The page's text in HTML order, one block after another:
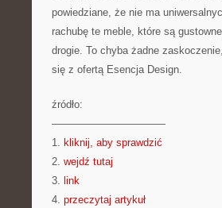
powiedziane, że nie ma
rachubę te meble, które są
drogie. To chyba żadne
się z ofertą Esencja Design.
źródło:
———————————
1. kliknij, aby sprawdzić
2. wejdź tutaj
3. link
4. przeczytaj artykuł